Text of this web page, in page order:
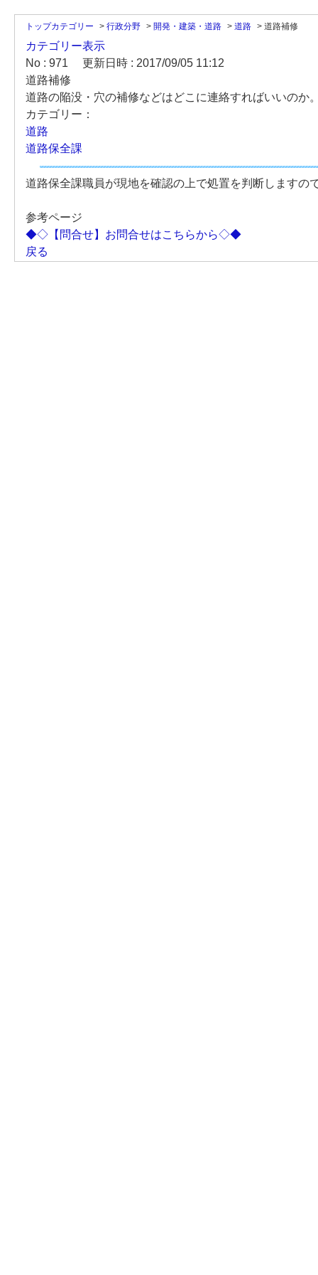
トップカテゴリー > 行政分野 > 開発・建築・道路 > 道路 > 道路補修
カテゴリー表示
No : 971
更新日時 : 2017/09/05 11:12
道路補修
道路の陥没・穴の補修などはどこに連絡すればいいのか
カテゴリー：
道路
道路保全課
道路保全課職員が現地を確認の上で処置を判断しますの
参考ページ
◆◇【問合せ】お問合せはこちらから◇◆
戻る